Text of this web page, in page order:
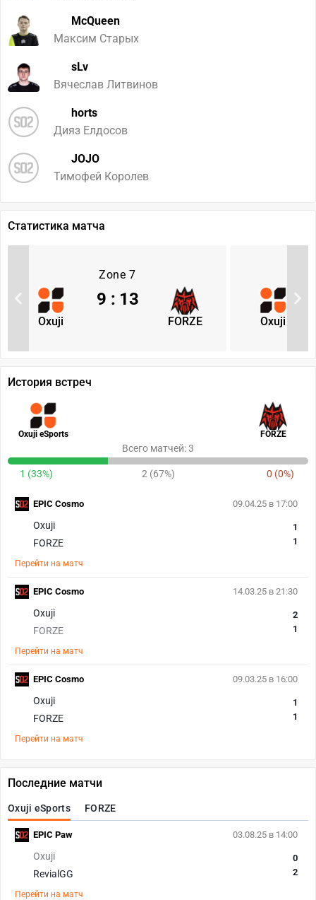
McQueen
Максим Старых
sLv
Вячеслав Литвинов
horts
Дияз Елдосов
JOJO
Тимофей Королев
Статистика матча
Zone 7
Oxuji FORZE
9 : 13
Oxuji
История встреч
Oxuji eSports FORZE
Всего матчей: 3
1 (33%) 2 (67%) 0 (0%)
09.04.25 в 17:00
Oxuji
FORZE
1
1
Перейти на матч
EPIC Cosmo
14.03.25 в 21:30
Oxuji
FORZE
2
1
Перейти на матч
EPIC Cosmo
09.03.25 в 16:00
Oxuji
FORZE
1
1
Перейти на матч
EPIC Cosmo
Последние матчи
Oxuji eSports FORZE
03.08.25 в 14:00
Oxuji
RevialGG
0
2
Перейти на матч
EPIC Paw